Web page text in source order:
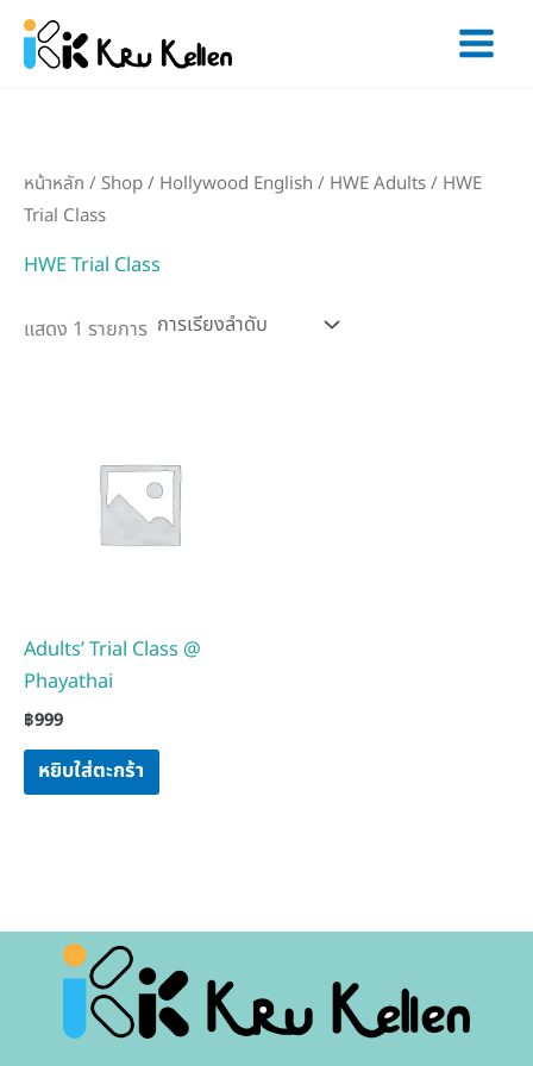
Skip
content
หน้าหลัก / Shop/ Hollywood English / HWE Adults/ HWE
Trial Class
HWE Trial Class
แสดง 1 รายการ
Adults’ Trial Class @
Phayathai
฿999
หยิบใส่ตะกร้า